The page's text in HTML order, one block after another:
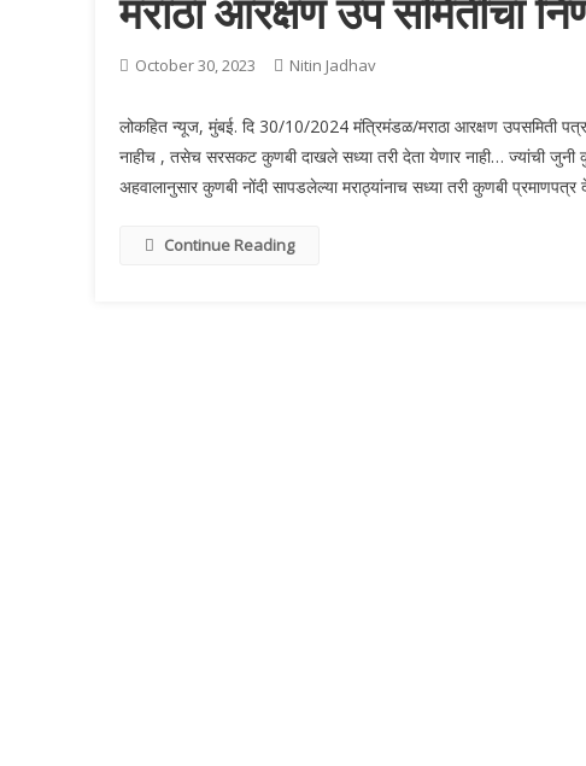
मराठा आरक्षण उप समितीचा
October 30, 2023 Nitin Jadhav
लोकहित न्यूज, मुंबई. दि 30/10/2024 मंत्रिमंडळ/मराठा आरक्षण उपसमिती
नाहीच , तसेच सरसकट कुणबी दाखले सध्या तरी देता येणार नाही… ज्यांची जुनी
अहवालानुसार कुणबी नोंदी सापडलेल्या मराठ्यांनाच सध्या तरी कुणबी
Continue Reading